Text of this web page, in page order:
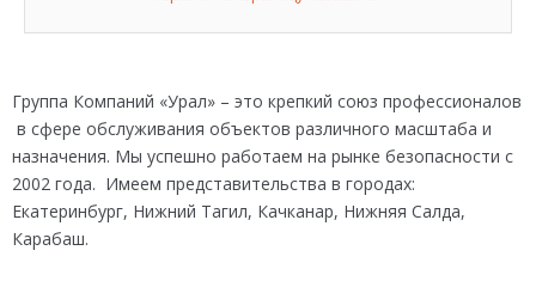
Группа Компаний «Урал» – это крепкий союз профессионалов
в сфере обслуживания объектов различного масштаба и
назначения. Мы успешно работаем на рынке безопасности с
2002 года. Имеем представительства в городах:
Екатеринбург, Нижний Тагил, Качканар, Нижняя Салда,
Карабаш.